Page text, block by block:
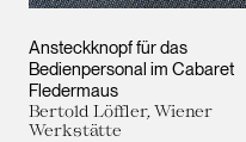
Ansteckknopf für das
Bedienpersonal im Cabaret
Fledermaus
Bertold Löffler, Wiener
Werkstätte